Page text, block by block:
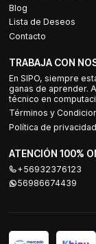
Blog
Lista de Deseos
Contacto
TRABAJA CON
En SIPO, siempre
ganas de aprender.
técnico en
Términos y
Política de privacidad
ATENCIÓN 100%
+56932376123
56986674439